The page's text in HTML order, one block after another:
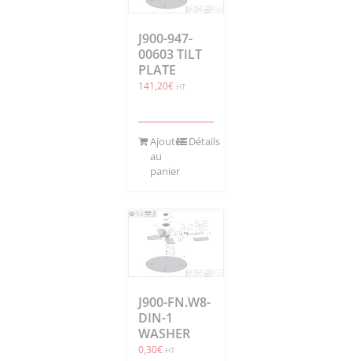
J900-947-
00603 TILT
PLATE
141,20€ HT
Ajouter
au
panier
Détails
J900-FN.W8-
DIN-1
WASHER
0,30€ HT